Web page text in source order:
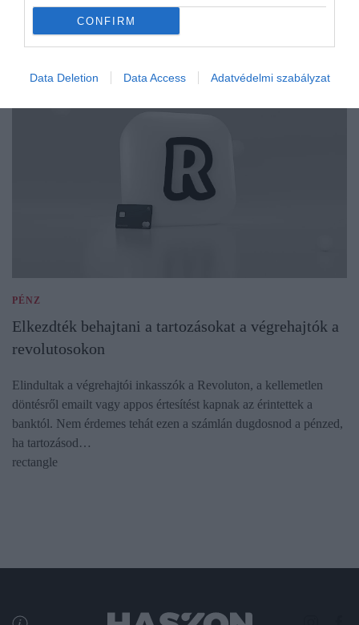
CONFIRM
Data Deletion Data Access Adatvédelmi szabályzat
PÉNZ
Elkezdték behajtani a tartozásokat a végrehajtók a
revolutosokon
Elindultak a végrehajtói inkasszók a Revoluton, a kellemetlen
döntésről emailt vagy appos értesítést kapnak az érintettek a
banktól. Nem érdemes tehát ezen a számlán dugdosnod a pénzed,
ha tartozásod…
rectangle